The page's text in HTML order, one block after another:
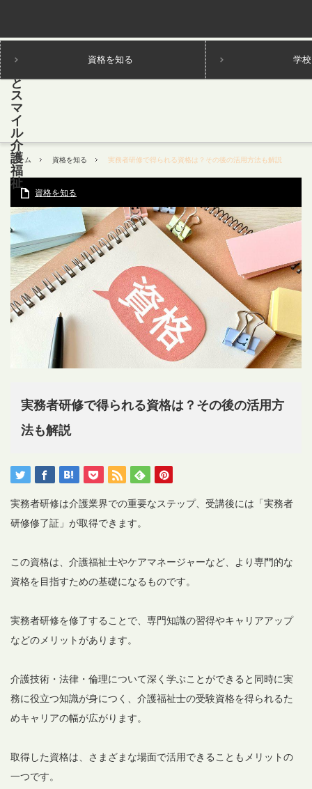
資格を知る 学
ホーム 資格を知る 実務者研修で得られる資格は？その後の活用方法も解説
資格を知る
実務者研修で得られる資格は？その後の活用方
法も解説
実務者研修は介護業界での重要なステップ、受講後には「実務者
研修修了証」が取得できます。
この資格は、介護福祉士やケアマネージャーなど、より専門的な
資格を目指すための基礎になるものです。
実務者研修を修了することで、専門知識の習得やキャリアアップ
などのメリットがあります。
介護技術・法律・倫理について深く学ぶことができると同時に実
務に役立つ知識が身につく、介護福祉士の受験資格を得られるた
めキャリアの幅が広がります。
取得した資格は、さまざまな場面で活用できることもメリットの
一つです。